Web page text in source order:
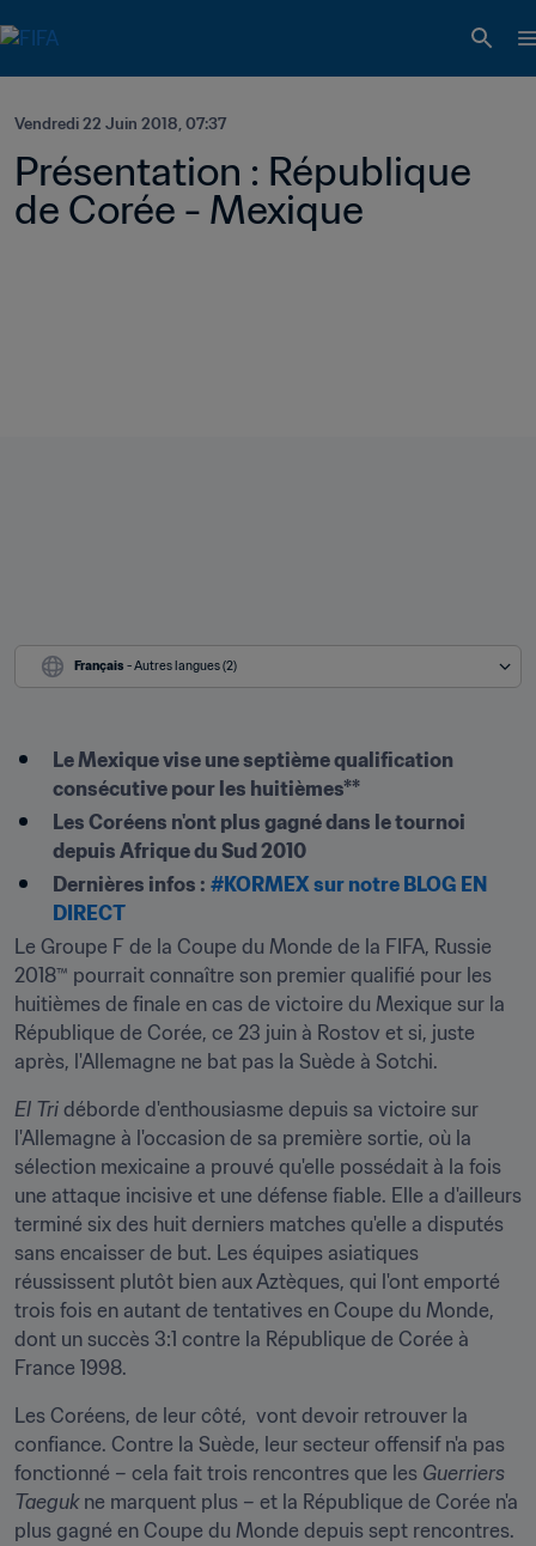
Vendredi 22 Juin 2018, 07:37
Présentation : République
de Corée - Mexique
Français - Autres langues (2)
Le Mexique vise une septième qualification
consécutive pour les huitièmes**
Les Coréens n'ont plus gagné dans le tournoi
depuis Afrique du Sud 2010
Dernières infos : #KORMEX sur notre BLOG EN
DIRECT
Le Groupe F de la Coupe du Monde de la FIFA, Russie
2018™ pourrait connaître son premier qualifié pour les
huitièmes de finale en cas de victoire du Mexique sur la
République de Corée, ce 23 juin à Rostov et si, juste
après, l'Allemagne ne bat pas la Suède à Sotchi.
El Tri déborde d'enthousiasme depuis sa victoire sur
l'Allemagne à l'occasion de sa première sortie, où la
sélection mexicaine a prouvé qu'elle possédait à la fois
une attaque incisive et une défense fiable. Elle a d'ailleurs
terminé six des huit derniers matches qu'elle a disputés
sans encaisser de but. Les équipes asiatiques
réussissent plutôt bien aux Aztèques, qui l'ont emporté
trois fois en autant de tentatives en Coupe du Monde,
dont un succès 3:1 contre la République de Corée à
France 1998.
Les Coréens, de leur côté,  vont devoir retrouver la
confiance. Contre la Suède, leur secteur offensif n'a pas
fonctionné – cela fait trois rencontres que les Guerriers
Taeguk ne marquent plus – et la République de Corée n'a
plus gagné en Coupe du Monde depuis sept rencontres.